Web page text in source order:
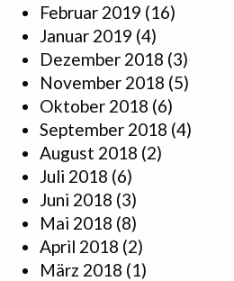
Februar 2019 (16)
Januar 2019 (4)
Dezember 2018 (3)
November 2018 (5)
Oktober 2018 (6)
September 2018 (4)
August 2018 (2)
Juli 2018 (6)
Juni 2018 (3)
Mai 2018 (8)
April 2018 (2)
März 2018 (1)